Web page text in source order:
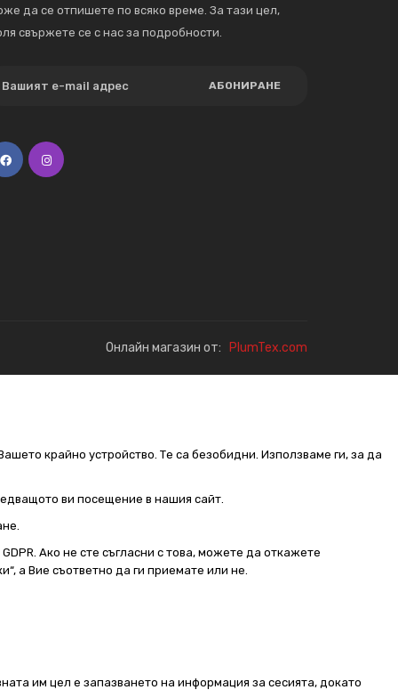
да се отпишете по всяко време. За тази цел,
свържете се с нас за подробности.
АБОНИРАНЕ
Онлайн магазин от: PlumTex.com
крайно устройство. Те са безобидни. Използваме ги, за да
ви посещение в нашия сайт.
Ако не сте съгласни с това, можете да откажете
а Вие съответно да ги приемате или не.
им цел е запазването на информация за сесията, докато